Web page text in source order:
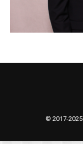
© 2017-2025